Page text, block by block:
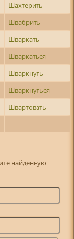
Шахтерить
Швабрить
Шваркать
Шваркаться
Шваркнуть
Шваркнуться
Швартовать
найденную